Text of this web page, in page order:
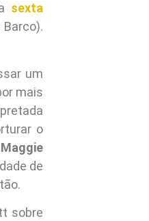
sexta
um
mais
o
Maggie
de
sobre